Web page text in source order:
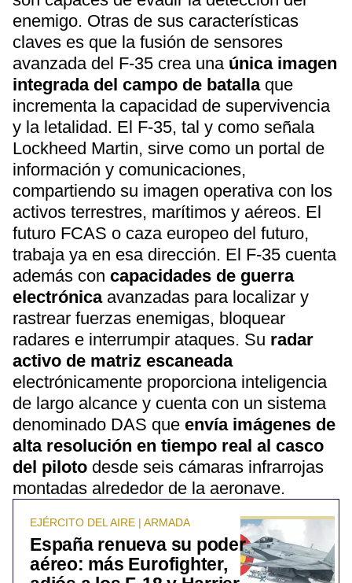
enemigo. Otras de sus características
claves es que la fusión de sensores
avanzada del F-35 crea una única imagen
integrada del campo de batallaque
incrementa la capacidad de supervivencia
y la letalidad. El F-35, tal y como señala
Lockheed Martin, sirve como un portal de
información y comunicaciones,
compartiendo su imagen operativa con los
activos terrestres, marítimos y aéreos. El
futuro FCAS o caza europeo del futuro,
trabaja ya en esa dirección. El F-35 cuenta
además con capacidades de guerra
electrónicaavanzadas para localizar y
rastrear fuerzas enemigas, bloquear
radares e interrumpir ataques. Su radar
activo de matriz escaneada
electrónicamente proporciona inteligencia
de largo alcance y cuenta con un sistema
denominado DAS que envía imágenes de
alta resolución en tiempo real al casco
del piloto desde seis cámaras infrarrojas
montadas alrededor de la aeronave.
EJÉRCITO DEL AIRE | ARMADA
España renueva su poder
aéreo: más Eurofighter,